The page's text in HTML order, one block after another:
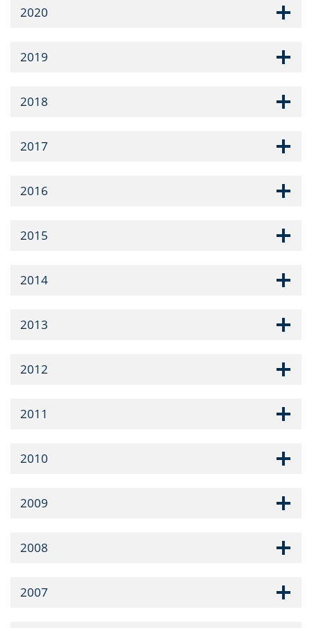
2020
2019
2018
2017
2016
2015
2014
2013
2012
2011
2010
2009
2008
2007